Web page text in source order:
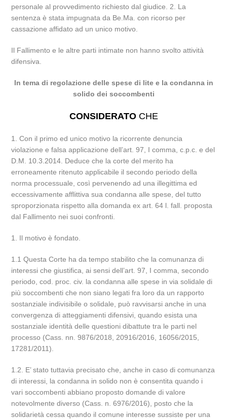
personale al provvedimento richiesto dal giudice. 2. La
sentenza è stata impugnata da Be.Ma. con ricorso per
cassazione affidato ad un unico motivo.
Il Fallimento e le altre parti intimate non hanno svolto attività
difensiva.
In tema di regolazione delle spese di lite e la condanna in
solido dei soccombenti
CONSIDERATOCHE
1. Con il primo ed unico motivo la ricorrente denuncia
violazione e falsa applicazione dell’art. 97, I comma, c.p.c. e del
D.M. 10.3.2014. Deduce che la corte del merito ha
erroneamente ritenuto applicabile il secondo periodo della
norma processuale, così pervenendo ad una illegittima ed
eccessivamente afflittiva sua condanna alle spese, del tutto
sproporzionata rispetto alla domanda ex art. 64 l. fall. proposta
dal Fallimento nei suoi confronti.
1. Il motivo è fondato.
1.1 Questa Corte ha da tempo stabilito che la comunanza di
interessi che giustifica, ai sensi dell’art. 97, I comma, secondo
periodo, cod. proc. civ. la condanna alle spese in via solidale di
più soccombenti che non siano legati fra loro da un rapporto
sostanziale indivisibile o solidale, può ravvisarsi anche in una
convergenza di atteggiamenti difensivi, quando esista una
sostanziale identità delle questioni dibattute tra le parti nel
processo (Cass. nn. 9876/2018, 20916/2016, 16056/2015,
17281/2011).
1.2. E’ stato tuttavia precisato che, anche in caso di comunanza
di interessi, la condanna in solido non è consentita quando i
vari soccombenti abbiano proposto domande di valore
notevolmente diverso (Cass. n. 6976/2016), posto che la
solidarietà cessa quando il comune interesse sussiste per una